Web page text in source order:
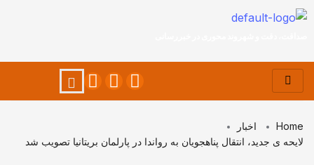
Home
اخبار
لایحه ی جدید، انتقال پناهجویان به رواندا در پارلمان بریتانیا تصویب شد